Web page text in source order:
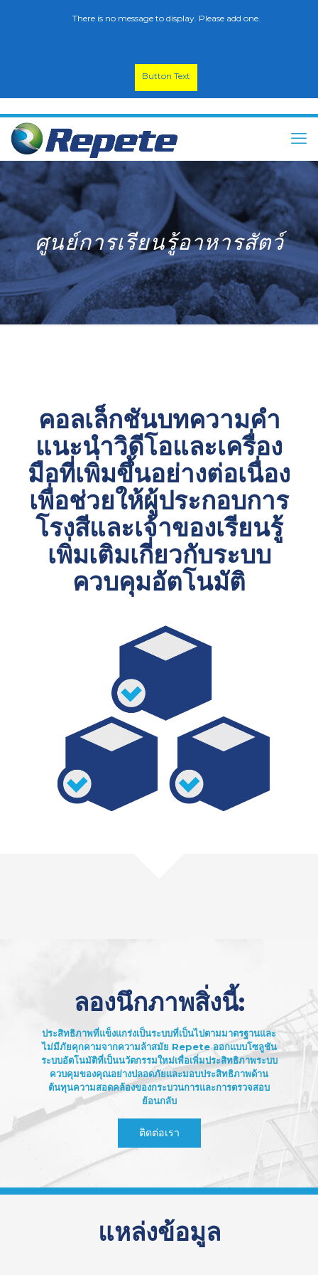
ศูนย์การเรียนรู้อาหารสัตว์
คอลเล็กชันบทความคำ
แนะนำวิดีโอและเครื่อง
มือที่เพิ่มขึ้นอย่างต่อเนื่อง
เพื่อช่วยให้ผู้ประกอบการ
โรงสีและเจ้าของเรียนรู้
เพิ่มเติมเกี่ยวกับระบบ
ควบคุมอัตโนมัติ
ลองนึกภาพสิ่งนี้:
ประสิทธิภาพที่แข็งแกร่งเป็นระบบที่เป็นไปตามมาตรฐานและ
ไม่มีภัยคุกคามจากความล้าสมัย Repete ออกแบบโซลูชัน
ระบบอัตโนมัติที่เป็นนวัตกรรมใหม่เพื่อเพิ่มประสิทธิภาพระบบ
ควบคุมของคุณอย่างปลอดภัยและมอบประสิทธิภาพด้าน
ต้นทุนความสอดคล้องของกระบวนการและการตรวจสอบ
ย้อนกลับ
ติดต่อเรา
แหล่งข้อมูล
There is no message to display. Please add one.
Button Text